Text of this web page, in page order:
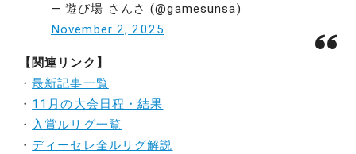
— 遊び場 さんさ (@gamesunsa)
November 2, 2025
【関連リンク】
・最新記事一覧
・ 11月の大会日程・結果
・ 入賞ルリグ一覧
・ ディーセレ全ルリグ解説